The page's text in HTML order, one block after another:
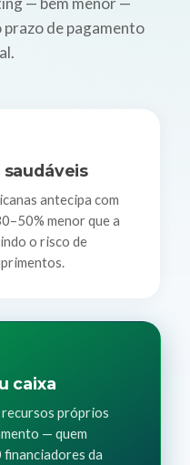
de pagamento
antecipa com
menor que a
o risco de
caixa
recursos próprios
— quem
financiadores da